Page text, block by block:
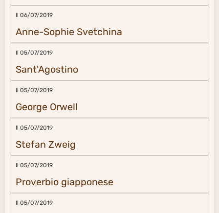
Il 06/07/2019
Anne-Sophie Svetchina
Il 05/07/2019
Sant'Agostino
Il 05/07/2019
George Orwell
Il 05/07/2019
Stefan Zweig
Il 05/07/2019
Proverbio giapponese
Il 05/07/2019